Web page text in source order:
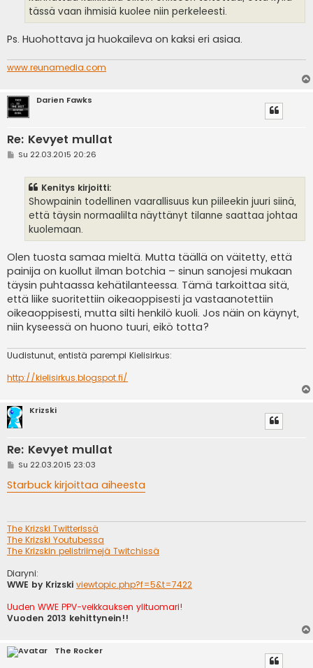
tässä vaan ihmisiä kuolee niin perkeleesti.
Ps. Huohottava ja huokaileva on kaksi eri asiaa.
www.reunamedia.com
Darien Fawks
Re: Kevyet mullat
VSu 22.03.2015 20:26
Kenitys kirjoitti:
Showpainin todellinen vaarallisuus kun piileekin juuri siinä,
että täysin normaalilta näyttänyt tilanne saattaa johtaa
kuolemaan.
Olen tuosta samaa mieltä. Mutta täällä on väitetty, että
painija on kuollut ilman botchia – sinun sanojesi mukaan
täysin puhtaassa kehätilanteessa. Tämä tarkoittaa sitä,
että liike suoritettiin oikeaoppisesti ja vastaanotettiin
oikeaoppisesti, mutta silti henkilö kuoli. Jos näin on käynyt,
niin kyseessä on huono tuuri, eikö totta?
Uudistunut, entistä parempi Kielisirkus:
http://kielisirkus.blogspot.fi/
Krizski
Re: Kevyet mullat
V
e
s
Su 22.03.2015 23:03
Starbuck kirjoittaa aiheesta
The Krizski Twitterissä
The Krizski Youtubessa
The Krizskin pelistriimejä Twitchissä
Diaryni:
WWE by Krizski viewtopic.php?f=5&t=7422
Uuden WWE PPV-veikkauksen ylituomari!
Vuoden 2013 kehittynein!!
The Rocker